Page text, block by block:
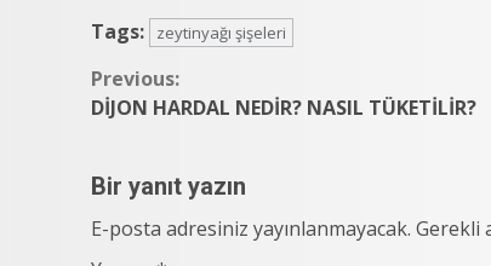
Tags:
zeytinyağı şişeleri
Continue
Previous:
DİJON HARDAL NEDİR? NASIL TÜKETİLİR?
Bir yanıt yazın
E-posta adresiniz yayınlanmayacak. Gerekli